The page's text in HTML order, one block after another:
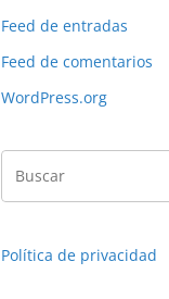
Feed de entradas
Feed de comentarios
WordPress.org
Política de privacidad